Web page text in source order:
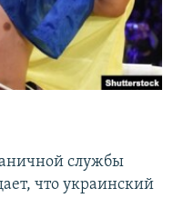
службы
что украинский